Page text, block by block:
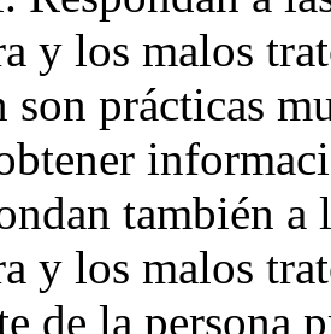
y los malos
son prácticas
también a
y los malos
de la persona